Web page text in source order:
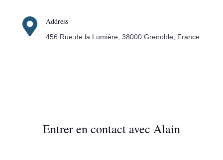
 Address
456 Rue de la Lumière, 38000 Grenoble, France
Entrer en contact avec Alain